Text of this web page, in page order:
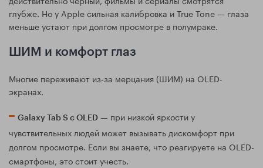
глубже. Но у Apple сильная калибровка и True Tone — глаза
меньше устают при долгом просмотре в полумраке.
ШИМ и комфорт глаз
Многие переживают из‑за мерцания (ШИМ) на OLED-
экранах.
Galaxy Tab S с OLED — при низкой яркости у
чувствительных людей может вызывать дискомфорт при
долгом просмотре. Если вы знаете, что реагируете на OLED-
смартфоны, это стоит учесть.